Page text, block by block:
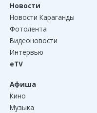
Новости
Новости Караганды
Фотолента
Видеоновости
Интервью
eTV
Афиша
Кино
Музыка